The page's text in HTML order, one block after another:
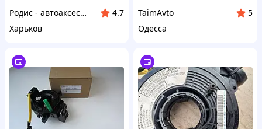
Родис - автоаксессуары и запасные части
4.7
Харьков
TaimAvto
5
Одесса